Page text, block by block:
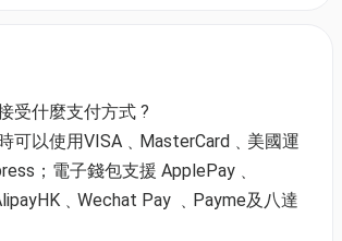
6-10歲）7月15-17日 14:00-16:00
學學員
拍訓練，讓學員體驗羽毛球樂趣並建
Tung
受什麼支付方式 ?
可以使用VISA﹑MasterCard﹑美國運
；電子錢包支援 ApplePay﹑
Pay ﹑Payme及八達